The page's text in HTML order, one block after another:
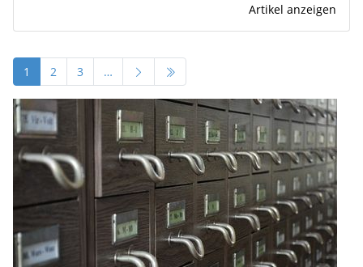
Artikel anzeigen
1 2 3 …